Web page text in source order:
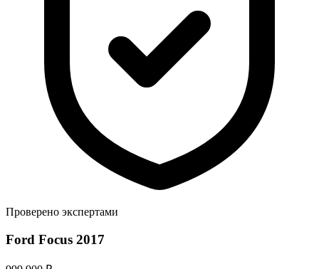
Проверено экспертами
Ford Focus 2017